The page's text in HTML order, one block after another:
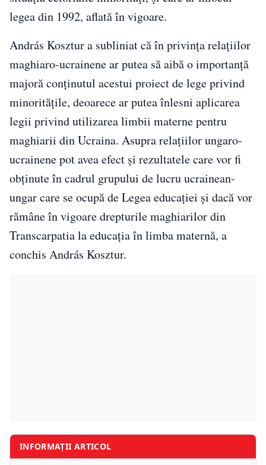
legea din 1992, aflată în vigoare.
András Kosztur a subliniat că în privința relațiilor
maghiaro-ucrainene ar putea să aibă o importanță
majoră conținutul acestui proiect de lege privind
minoritățile, deoarece ar putea înlesni aplicarea
legii privind utilizarea limbii materne pentru
maghiarii din Ucraina. Asupra relațiilor ungaro-
ucrainene pot avea efect și rezultatele care vor fi
obținute în cadrul grupului de lucru ucrainean-
ungar care se ocupă de Legea educației și dacă vor
rămâne în vigoare drepturile maghiarilor din
Transcarpatia la educația în limba maternă, a
conchis András Kosztur.
INFORMAȚII ARTICOL